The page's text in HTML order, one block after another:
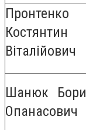
Пронтенко
Костянтин
Віталійович
Шанюк
Опанасович